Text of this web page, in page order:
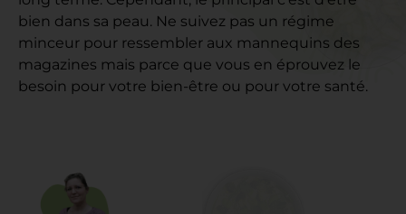
bien dans sa peau. Ne suivez pas un régime
minceur pour ressembler aux mannequins des
magazines mais parce que vous en éprouvez le
besoin pour votre bien-être ou pour votre santé.